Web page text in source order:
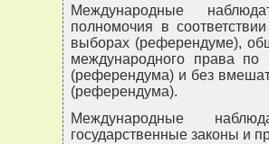
Международные
полномочия в
выборах (референдуме),
международного права по
(референдума) и без
(референдума).
Международные
государственные законы и